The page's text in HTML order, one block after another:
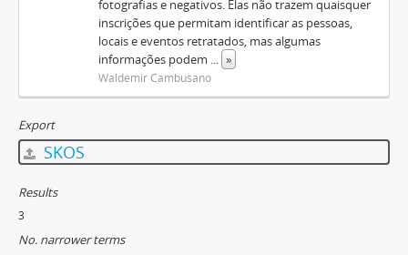
fotografias e negativos. Elas não trazem quaisquer
inscrições que permitam identificar as pessoas,
locais e eventos retratados, mas algumas
informações podem ... »
Waldemir Cambusano
Export
SKOS
Results
3
No. narrower terms